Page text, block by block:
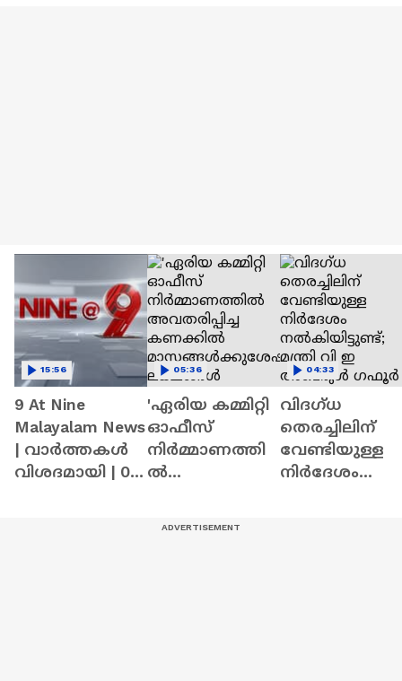
9 At Nine
Malayalam News
| വാർത്തകൾ
വിശദമായി | 06
15:56
'ഏരിയ കമ്മിറ്റി
ഓഫീസ്
നിർമ്മാണത്തി
ൽ
05:36
വിദഗ്ധ
തെരച്ചിലിന്
വേണ്ടിയുള്ള
നിര്‍ദേശം
04:33